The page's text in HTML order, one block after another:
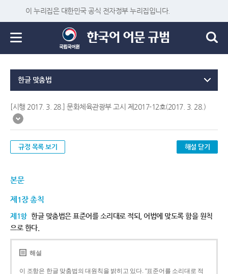
이 누리집은 대한민국 공식 전자정부 누리집입니다.
한글 맞춤법
[시행 2017. 3. 28.] 문화체육관광부 고시 제2017-12호(2017. 3. 28.)
규정 목록 보기 해설 닫기
본문
제1장 총칙
제1항 한글 맞춤법은 표준어를 소리대로 적되, 어법에 맞도록 함을 원칙
으로 한다.
해설
이 조항은 한글 맞춤법의 대원칙을 밝히고 있다. “표준어를 소리대로 적